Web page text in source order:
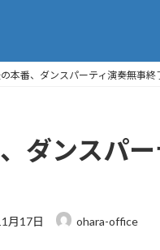
本番、ダンスパーティ演奏無事終
ダンスパ
月17日 ohara-office